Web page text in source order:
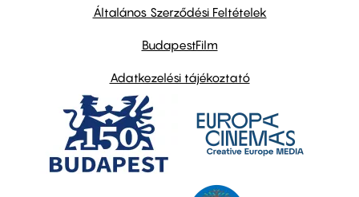
Általános Szerződési Feltételek
BudapestFilm
Adatkezelési tájékoztató